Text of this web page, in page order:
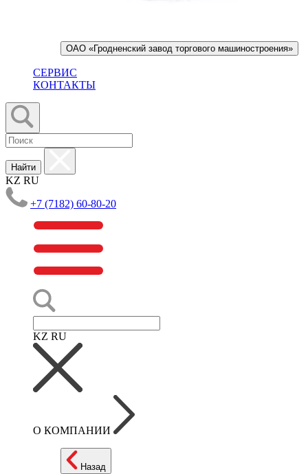
ОАО «Гродненский завод торгового машиностроения»
СЕРВИС
КОНТАКТЫ
Найти
KZ RU
+7 (7182) 60-80-20
KZ RU
О КОМПАНИИ
Назад